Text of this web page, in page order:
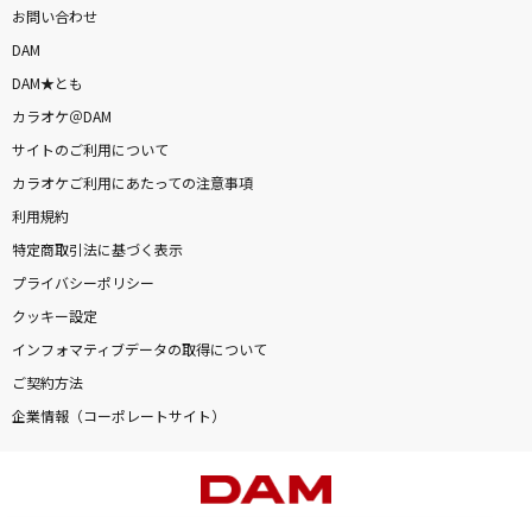
お問い合わせ
DAM
DAM★とも
カラオケ＠DAM
サイトのご利用について
カラオケご利用にあたっての注意事項
利用規約
特定商取引法に基づく表示
プライバシーポリシー
クッキー設定
インフォマティブデータの取得について
ご契約方法
企業情報（コーポレートサイト）